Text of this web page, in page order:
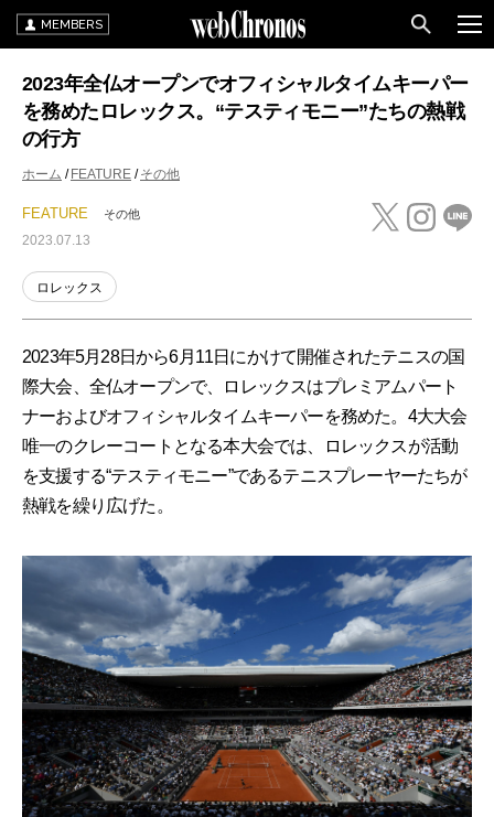
MEMBERS
2023年全仏オープンでオフィシャルタイムキーパー
を務めたロレックス。“テスティモニー”たちの熱戦
の行方
ホーム FEATURE その他
FEATURE その他
2023.07.13
ロレックス
2023年5月28日から6月11日にかけて開催されたテニスの国
際大会、全仏オープンで、ロレックスはプレミアムパート
ナーおよびオフィシャルタイムキーパーを務めた。4大大会
唯一のクレーコートとなる本大会では、ロレックスが活動
を支援する“テスティモニー”であるテニスプレーヤーたちが
熱戦を繰り広げた。